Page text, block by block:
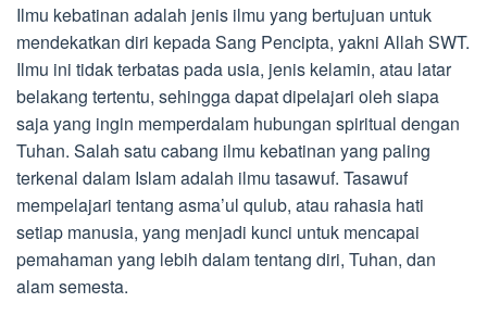
Ilmu kebatinan adalah jenis ilmu yang bertujuan untuk
mendekatkan diri kepada Sang Pencipta, yakni Allah SWT.
Ilmu ini tidak terbatas pada usia, jenis kelamin, atau latar
belakang tertentu, sehingga dapat dipelajari oleh siapa
saja yang ingin memperdalam hubungan spiritual dengan
Tuhan. Salah satu cabang ilmu kebatinan yang paling
terkenal dalam Islam adalah ilmu tasawuf. Tasawuf
mempelajari tentang asma’ul qulub, atau rahasia hati
setiap manusia, yang menjadi kunci untuk mencapai
pemahaman yang lebih dalam tentang diri, Tuhan, dan
alam semesta.